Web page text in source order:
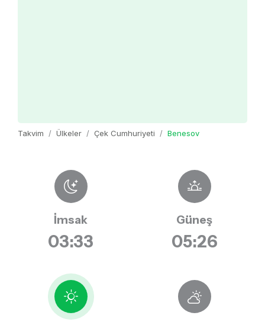
Takvim Ülkeler Çek Cumhuriyeti Benesov
İmsak
03:33
Güneş
05:26